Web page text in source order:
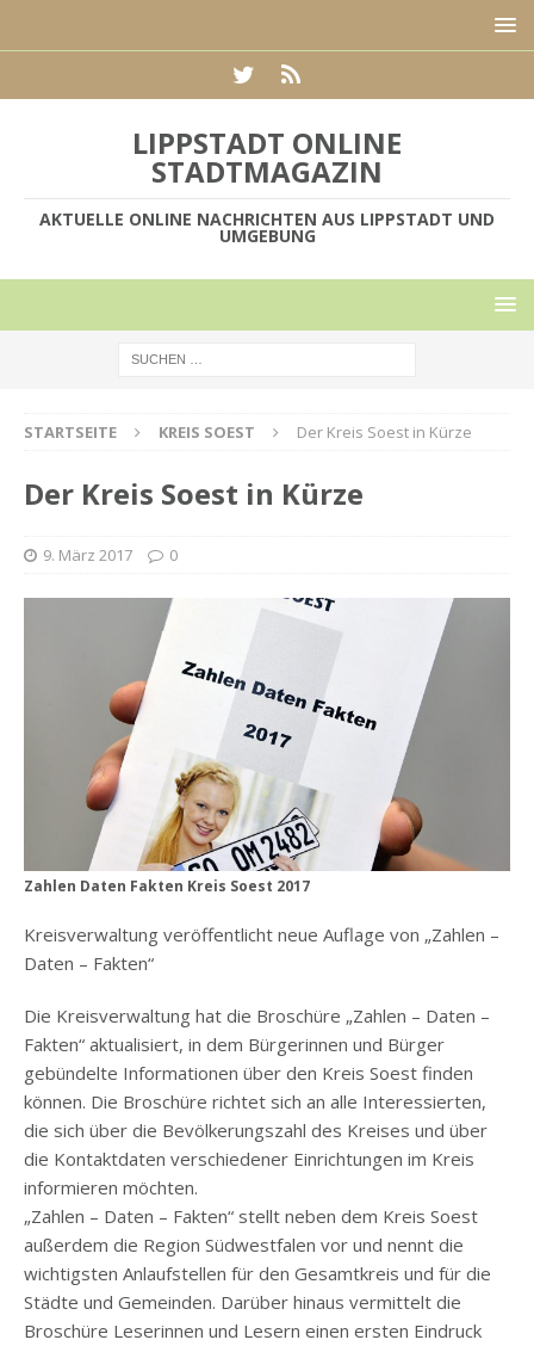
LIPPSTADT ONLINE
STADTMAGAZIN
AKTUELLE ONLINE NACHRICHTEN AUS LIPPSTADT UND
UMGEBUNG
STARTSEITE KREIS SOEST Der Kreis Soest in Kürze
Der Kreis Soest in Kürze
9. März 2017 0
Zahlen Daten Fakten Kreis Soest 2017
Kreisverwaltung veröffentlicht neue Auflage von „Zahlen –
Daten – Fakten“
Die Kreisverwaltung hat die Broschüre „Zahlen – Daten –
Fakten“ aktualisiert, in dem Bürgerinnen und Bürger
gebündelte Informationen über den Kreis Soest finden
können. Die Broschüre richtet sich an alle Interessierten,
die sich über die Bevölkerungszahl des Kreises und über
die Kontaktdaten verschiedener Einrichtungen im Kreis
informieren möchten.
„Zahlen – Daten – Fakten“ stellt neben dem Kreis Soest
außerdem die Region Südwestfalen vor und nennt die
wichtigsten Anlaufstellen für den Gesamtkreis und für die
Städte und Gemeinden. Darüber hinaus vermittelt die
Broschüre Leserinnen und Lesern einen ersten Eindruck